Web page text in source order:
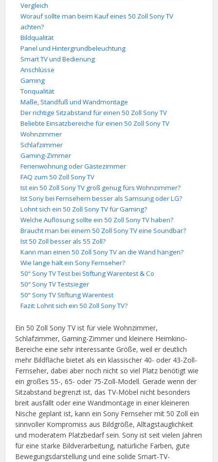
Vergleich
Worauf sollte man beim Kauf eines 50 Zoll Sony TV
achten?
Bildqualität
Panel und Hintergrundbeleuchtung
Smart TV und Bedienung
Anschlüsse
Gaming
Tonqualität
Maße, Standfuß und Wandmontage
Der richtige Sitzabstand für einen 50 Zoll Sony TV
Beliebte Einsatzbereiche für einen 50 Zoll Sony TV
Wohnzimmer
Schlafzimmer
Gaming-Zimmer
Ferienwohnung oder Gästezimmer
FAQ zum 50 Zoll Sony TV
Ist ein 50 Zoll Sony TV groß genug fürs Wohnzimmer?
Ist Sony bei Fernsehern besser als Samsung oder LG?
Lohnt sich ein 50 Zoll Sony TV für Gaming?
Welche Auflösung sollte ein 50 Zoll Sony TV haben?
Braucht man bei einem 50 Zoll Sony TV eine Soundbar?
Ist 50 Zoll besser als 55 Zoll?
Kann man einen 50 Zoll Sony TV an die Wand hängen?
Wie lange hält ein Sony Fernseher?
50“ Sony TV Test bei Stiftung Warentest & Co
50“ Sony TV Testsieger
50“ Sony TV Stiftung Warentest
Fazit: Lohnt sich ein 50 Zoll Sony TV?
Ein 50 Zoll Sony TV ist für viele Wohnzimmer,
Schlafzimmer, Gaming-Zimmer und kleinere Heimkino-
Bereiche eine sehr interessante Größe, weil er deutlich
mehr Bildfläche bietet als ein klassischer 40- oder 43-Zoll-
Fernseher, dabei aber noch nicht so viel Platz benötigt wie
ein großes 55-, 65- oder 75-Zoll-Modell. Gerade wenn der
Sitzabstand begrenzt ist, das TV-Möbel nicht besonders
breit ausfällt oder eine Wandmontage in einer kleineren
Nische geplant ist, kann ein Sony Fernseher mit 50 Zoll ein
sinnvoller Kompromiss aus Bildgröße, Alltagstauglichkeit
und moderatem Platzbedarf sein. Sony ist seit vielen Jahren
für eine starke Bildverarbeitung, natürliche Farben, gute
Bewegungsdarstellung und eine solide Smart-TV-